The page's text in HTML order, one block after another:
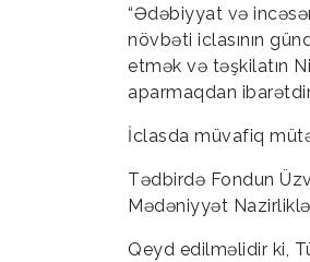
“Ədəbiyyat və
növbəti iclasının
etmək və təşkilatın
aparmaqdan
İclasda müvafiq
Tədbirdə Fondun
Mədəniyyət
Qeyd edilməlidir ki,